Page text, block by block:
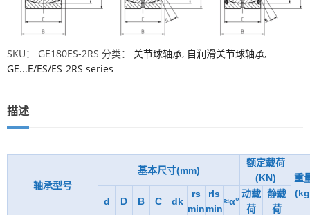
SKU： GE180ES-2RS 分类： 关节球轴承, 自润滑关节球轴承,
GE...E/ES/ES-2RS series
描述
轴承型号
基本尺寸(mm)
额定载荷
(KN)
重
d D B C dk
rs
min
rls
min
≈α°
动载
荷
静载
荷